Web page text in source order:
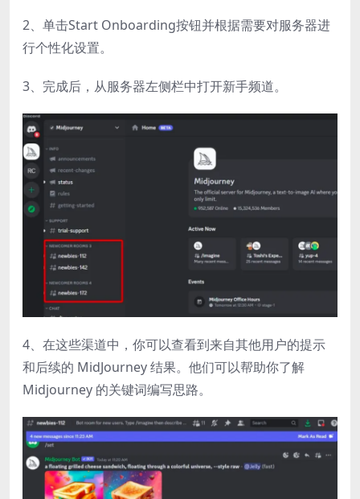
2、单击Start Onboarding按钮并根据需要对服务器进
行个性化设置。
3、完成后，从服务器左侧栏中打开新手频道。
4、在这些渠道中，你可以查看到来自其他用户的提示
和后续的 MidJourney 结果。他们可以帮助你了解
Midjourney 的关键词编写思路。